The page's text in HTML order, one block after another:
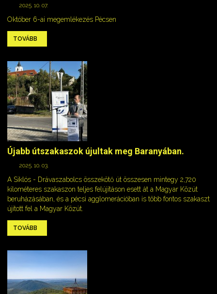
2025. 10. 07.
Október 6-ai megemlékezés Pécsen
TOVÁBB
Újabb útszakaszok újultak meg Baranyában.
2025. 10. 03.
A Siklós - Drávaszabolcs összekötő út összesen mintegy 2,720
kilométeres szakaszon teljes felújításon esett át a Magyar Közút
beruházásában, és a pécsi agglomerációban is több fontos szakaszt
újított fel a Magyar Közút.
TOVÁBB